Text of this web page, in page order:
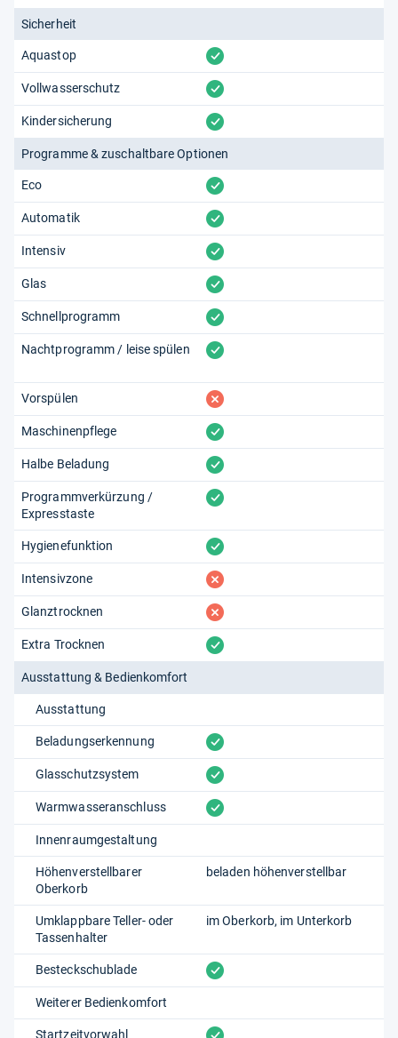
Sicherheit
Aquastop vorhanden
Vollwasserschutz vorhanden
Kindersicherung vorhanden
Programme & zuschaltbare Optionen
Eco vorhanden
Automatik vorhanden
Intensiv vorhanden
Glas vorhanden
Schnellprogramm vorhanden
Nachtprogramm / leise spülen vorhanden
Vorspülen fehlt
Maschinenpflege vorhanden
Halbe Beladung vorhanden
Programmverkürzung /
Expresstaste
vorhanden
Hygienefunktion vorhanden
Intensivzone fehlt
Glanztrocknen fehlt
Extra Trocknen vorhanden
Ausstattung & Bedienkomfort
Ausstattung
Beladungserkennung vorhanden
Glasschutzsystem vorhanden
Warmwasseranschluss vorhanden
Innenraumgestaltung
Höhenverstellbarer
Oberkorb
beladen höhenverstellbar
Umklappbare Teller- oder
Tassenhalter
im Oberkorb im Unterkorb
Besteckschublade vorhanden
Weiterer Bedienkomfort
Startzeitvorwahl